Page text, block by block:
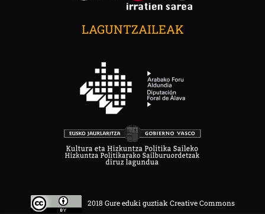
LAGUNTZAILEAK
2018 Gure eduki guztiak Creative Commons